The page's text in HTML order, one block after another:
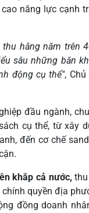
năng lực cạnh
hằng năm trên
sâu những băn
động cụ thể", Chủ
đầu ngành,
cụ thể, từ xây
đến cơ chế
khắp cả nước,
quyền địa
đồng doanh